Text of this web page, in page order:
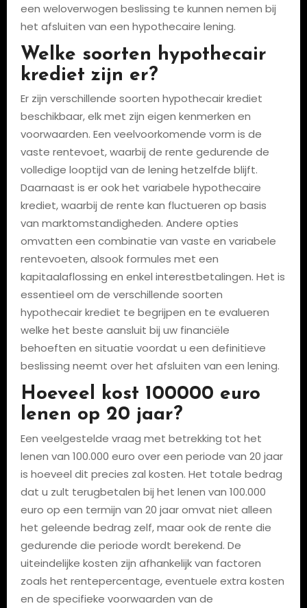
een weloverwogen beslissing te kunnen nemen bij
het afsluiten van een hypothecaire lening.
Welke soorten hypothecair
krediet zijn er?
Er zijn verschillende soorten hypothecair krediet
beschikbaar, elk met zijn eigen kenmerken en
voorwaarden. Een veelvoorkomende vorm is de
vaste rentevoet, waarbij de rente gedurende de
volledige looptijd van de lening hetzelfde blijft.
Daarnaast is er ook het variabele hypothecaire
krediet, waarbij de rente kan fluctueren op basis
van marktomstandigheden. Andere opties
omvatten een combinatie van vaste en variabele
rentevoeten, alsook formules met een
kapitaalaflossing en enkel interestbetalingen. Het is
essentieel om de verschillende soorten
hypothecair krediet te begrijpen en te evalueren
welke het beste aansluit bij uw financiële
behoeften en situatie voordat u een definitieve
beslissing neemt over het afsluiten van een lening.
Hoeveel kost 100000 euro
lenen op 20 jaar?
Een veelgestelde vraag met betrekking tot het
lenen van 100.000 euro over een periode van 20 jaar
is hoeveel dit precies zal kosten. Het totale bedrag
dat u zult terugbetalen bij het lenen van 100.000
euro op een termijn van 20 jaar omvat niet alleen
het geleende bedrag zelf, maar ook de rente die
gedurende die periode wordt berekend. De
uiteindelijke kosten zijn afhankelijk van factoren
zoals het rentepercentage, eventuele extra kosten
en de specifieke voorwaarden van de